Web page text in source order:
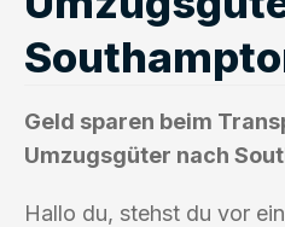
Geld sparen beim
Umzugsgüter nach
Hallo du, stehst du vor